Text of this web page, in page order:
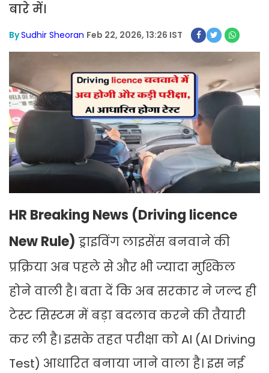
बारे में।
BySudhir Sheoran Feb 22, 2026, 13:26 IST
HR Breaking News (Driving licence
New Rule) ड्राइविंग लाइसेंस बनवाने की
प्रक्रिया अब पहले से और भी ज्यादा मुश्किल
होने वाली है। बता दें कि अब सरकार ने जल्द ही
टेस्ट सिस्टम में बड़ा बदलाव करने की तैयारी
कर ली है। इसके तहत परीक्षा को AI (AI Driving
Test) आधारित बनाया जाने वाला है। इस नई